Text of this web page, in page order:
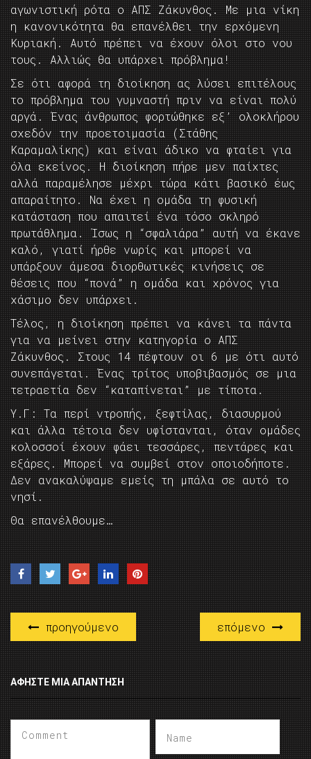
αγωνιστική ρότα ο ΑΠΣ Ζάκυνθος. Με μια νίκη
η κανονικότητα θα επανέλθει την ερχόμενη
Κυριακή. Αυτό πρέπει να έχουν όλοι στο νου
τους. Αλλιώς θα υπάρχει πρόβλημα!
Σε ότι αφορά τη διοίκηση ας λύσει επιτέλους
το πρόβλημα του γυμναστή πριν να είναι πολύ
αργά. Ένας άνθρωπος φορτώθηκε εξ’ ολοκλήρου
σχεδόν την προετοιμασία (Στάθης
Καραμαλίκης) και είναι άδικο να φταίει για
όλα εκείνος. Η διοίκηση πήρε μεν παίχτες
αλλά παραμέλησε μέχρι τώρα κάτι βασικό έως
απαραίτητο. Να έχει η ομάδα τη φυσική
κατάσταση που απαιτεί ένα τόσο σκληρό
πρωτάθλημα. Ίσως η “σφαλιάρα” αυτή να έκανε
καλό, γιατί ήρθε νωρίς και μπορεί να
υπάρξουν άμεσα διορθωτικές κινήσεις σε
θέσεις που “πονά” η ομάδα και χρόνος για
χάσιμο δεν υπάρχει.
Τέλος, η διοίκηση πρέπει να κάνει τα πάντα
για να μείνει στην κατηγορία ο ΑΠΣ
Ζάκυνθος. Στους 14 πέφτουν οι 6 με ότι αυτό
συνεπάγεται. Ένας τρίτος υποβιβασμός σε μια
τετραετία δεν “καταπίνεται” με τίποτα.
Υ.Γ: Τα περί ντροπής, ξεφτίλας, διασυρμού
και άλλα τέτοια δεν υφίστανται, όταν ομάδες
κολοσσοί έχουν φάει τεσσάρες, πεντάρες και
εξάρες. Μπορεί να συμβεί στον οποιοδήποτε.
Δεν ανακαλύψαμε εμείς τη μπάλα σε αυτό το
νησί.
Θα επανέλθουμε…
προηγούμενο επόμενο
ΑΦΉΣΤΕ ΜΙΑ ΑΠΆΝΤΗΣΗ